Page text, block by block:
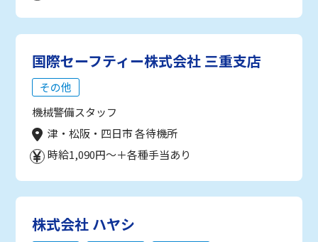
国際セーフティー株式会社 三重支店
その他
機械警備スタッフ
津・松阪・四日市 各待機所
時給1,090円～＋各種手当あり
株式会社 ハヤシ